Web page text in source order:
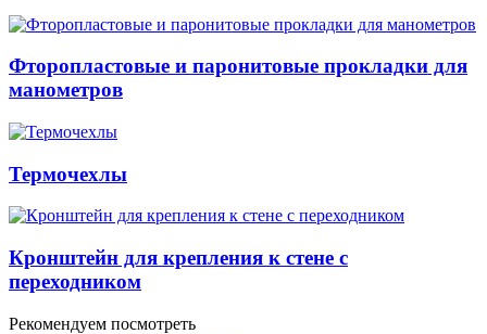
Фторопластовые и паронитовые прокладки для
манометров
Термочехлы
Кронштейн для крепления к стене с
переходником
Рекомендуем посмотреть